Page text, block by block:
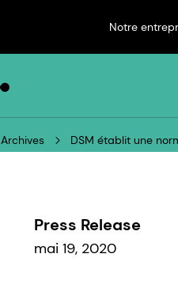
Notre
Archives DSM établit une
Press Release
mai 19, 2020